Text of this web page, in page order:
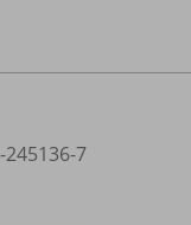
245136-7